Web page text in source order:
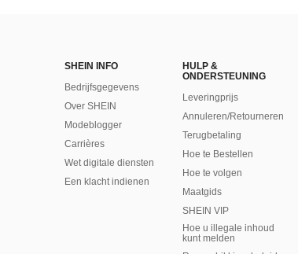
SHEIN INFO
Bedrijfsgegevens
Over SHEIN
Modeblogger
Carrières
Wet digitale diensten
Een klacht indienen
HULP &
ONDERSTEUNING
Leveringprijs
Annuleren/Retourneren
Terugbetaling
Hoe te Bestellen
Hoe te volgen
Maatgids
SHEIN VIP
Hoe u illegale inhoud
kunt melden